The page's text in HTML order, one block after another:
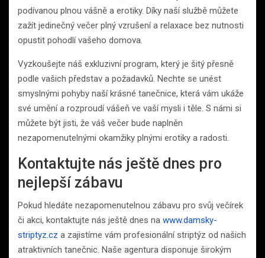
podívanou plnou vášně a erotiky. Díky naší službě můžete
zažít jedinečný večer plný vzrušení a relaxace bez nutnosti
opustit pohodlí vašeho domova.
Vyzkoušejte náš exkluzivní program, který je šitý přesně
podle vašich představ a požadavků. Nechte se unést
smyslnými pohyby naší krásné tanečnice, která vám ukáže
své umění a rozproudí vášeň ve vaší mysli i těle. S námi si
můžete být jisti, že váš večer bude naplněn
nezapomenutelnými okamžiky plnými erotiky a radosti.
Kontaktujte nás ještě dnes pro
nejlepší zábavu
Pokud hledáte nezapomenutelnou zábavu pro svůj večírek
či akci, kontaktujte nás ještě dnes na www.damsky-
striptyz.cz a zajistíme vám profesionální striptýz od našich
atraktivních tanečnic. Naše agentura disponuje širokým